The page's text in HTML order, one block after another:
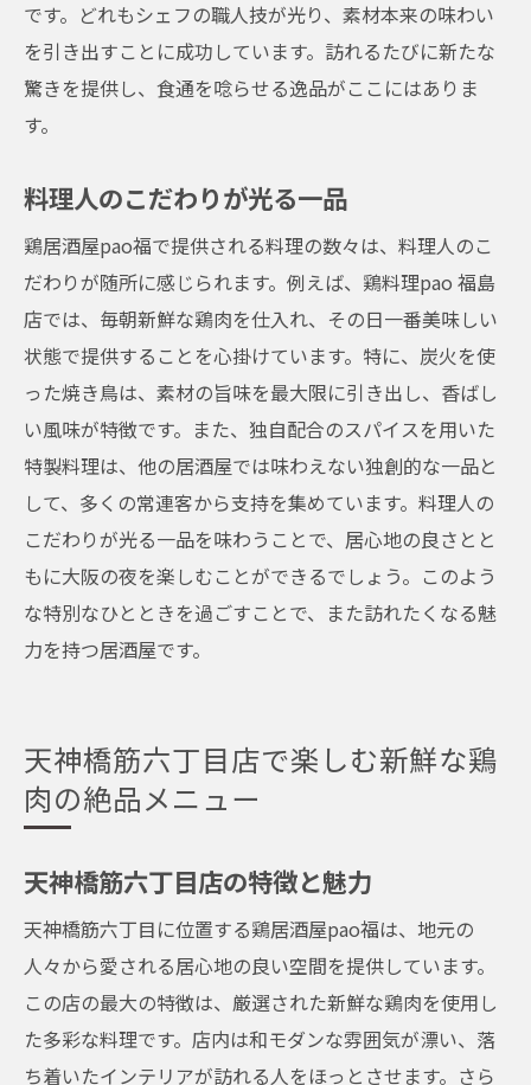
です。どれもシェフの職人技が光り、素材本来の味わい
を引き出すことに成功しています。訪れるたびに新たな
驚きを提供し、食通を唸らせる逸品がここにはありま
す。
料理人のこだわりが光る一品
鶏居酒屋pao福で提供される料理の数々は、料理人のこ
だわりが随所に感じられます。例えば、鶏料理pao 福島
店では、毎朝新鮮な鶏肉を仕入れ、その日一番美味しい
状態で提供することを心掛けています。特に、炭火を使
った焼き鳥は、素材の旨味を最大限に引き出し、香ばし
い風味が特徴です。また、独自配合のスパイスを用いた
特製料理は、他の居酒屋では味わえない独創的な一品と
して、多くの常連客から支持を集めています。料理人の
こだわりが光る一品を味わうことで、居心地の良さとと
もに大阪の夜を楽しむことができるでしょう。このよう
な特別なひとときを過ごすことで、また訪れたくなる魅
力を持つ居酒屋です。
天神橋筋六丁目店で楽しむ新鮮な鶏
肉の絶品メニュー
天神橋筋六丁目店の特徴と魅力
天神橋筋六丁目に位置する鶏居酒屋pao福は、地元の
人々から愛される居心地の良い空間を提供しています。
この店の最大の特徴は、厳選された新鮮な鶏肉を使用し
た多彩な料理です。店内は和モダンな雰囲気が漂い、落
ち着いたインテリアが訪れる人をほっとさせます。さら